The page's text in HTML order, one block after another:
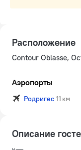
Расположение
Contour Oblasse,
Аэропорты
Родригес 11 км
Описание